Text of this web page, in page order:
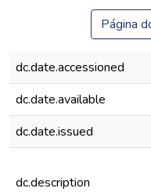
Página
dc.date.accessioned
dc.date.available
dc.date.issued
dc.description